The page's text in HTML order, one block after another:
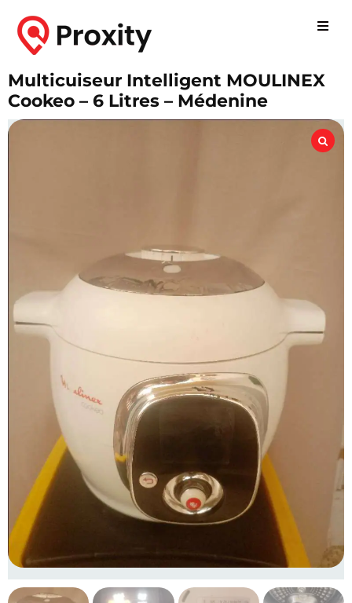
Multicuiseur Intelligent MOULINEX
Cookeo – 6 Litres – Médenine